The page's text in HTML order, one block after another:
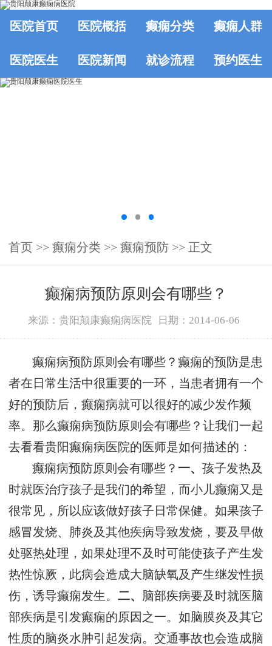
医院首页 医院概括 癫痫分类 癫痫人群
医院医生 医院新闻 就诊流程 预约医生
首页 >> 癫痫分类 >> 癫痫预防 >> 正文
癫痫病预防原则会有哪些？
来源：贵阳颠康癫痫病医院 日期：2014-06-06
癫痫病预防原则会有哪些？癫痫的预防是患
者在日常生活中很重要的一环，当患者拥有一个
好的预防后，癫痫病就可以很好的减少发作频
率。那么癫痫病预防原则会有哪些？让我们一起
去看看贵阳癫痫病医院的医师是如何描述的：
癫痫病预防原则会有哪些？ 一、孩子发热及
时就医治疗孩子是我们的希望，而小儿癫痫又是
很常见，所以应该做好孩子日常保健。如果孩子
感冒发烧、肺炎及其他疾病导致发烧，要及早做
处驱热处理，如果处理不及时可能使孩子产生发
热性惊厥，此病会造成大脑缺氧及产生继发性损
伤，诱导癫痫发生。 二、 脑部疾病要及时就医脑
部疾病是引发癫痫的原因之一。如脑膜炎及其它
性质的脑炎水肿引起发病。交通事故也会造成脑